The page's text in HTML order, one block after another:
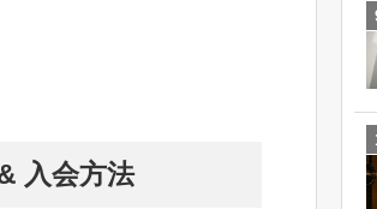
入会方法